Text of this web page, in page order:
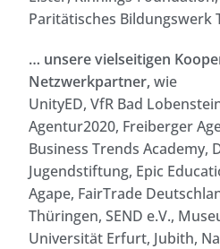
Paritätisches Bildungswerk
… unsere vielseitigen
Netzwerkpartner,wie
UnityED, VfR Bad
Agentur2020, Freiberger
Business Trends Academy,
Jugendstiftung, Epic
Agape, FairTrade
Thüringen, SEND e.V.,
Universität Erfurt, Jubith,